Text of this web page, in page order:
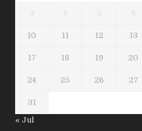
3 4 5 6
10 11 12 13
17 18 19 20
24 25 26 27
31
« Jul